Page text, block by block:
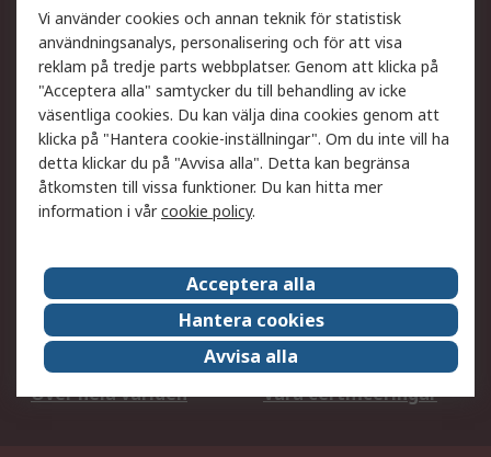
Ditt lokala säljteam
Exportlösningar
Support
Få hjälp
Retur av varor
Leverans
Spåra din order
Begär en fakturakopi
Fördelar med RS-konto
Betalningsalternativ
Om RS
Försäljningsvillkor
Det juridiska
Press Centre
Jobba hos RS
ESG
Över hela världen
Våra certificeringar
Vi använder cookies och annan teknik för statistisk
användningsanalys, personalisering och för att visa
reklam på tredje parts webbplatser. Genom att klicka på
"Acceptera alla" samtycker du till behandling av icke
väsentliga cookies. Du kan välja dina cookies genom att
klicka på "Hantera cookie-inställningar". Om du inte vill ha
detta klickar du på "Avvisa alla". Detta kan begränsa
åtkomsten till vissa funktioner. Du kan hitta mer
information i vårcookie policy.
Acceptera alla
Hantera cookies
Avvisa alla